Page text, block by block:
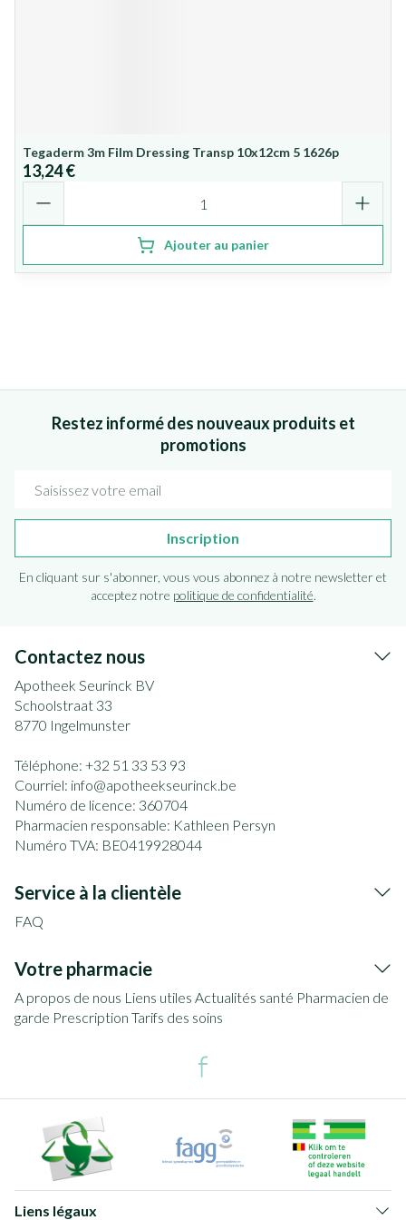
Tegaderm 3m Film Dressing Transp 10x12cm 5 1626p
13,24 €
Ajouter au panier
Restez informé des nouveaux produits et
promotions
Inscription
En cliquant sur s'abonner, vous vous abonnez à notre newsletter et
acceptez notre politique de confidentialité.
Contactez nous
Apotheek Seurinck BV
Schoolstraat 33
8770 Ingelmunster
Téléphone: +32 51 33 53 93
Courriel: info@apotheekseurinck.be
Numéro de licence: 360704
Pharmacien responsable: Kathleen Persyn
Numéro TVA: BE0419928044
Service à la clientèle
FAQ
Votre pharmacie
A propos de nous Liens utiles Actualités santé Pharmacien de
garde Prescription Tarifs des soins
Liens légaux